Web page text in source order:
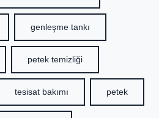
genleşme tankı
petek temizliği
tesisat bakımı petek